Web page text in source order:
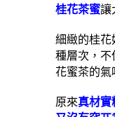
桂花茶蜜讓
細緻的桂花
種層次，不
花蜜茶的氣
原來真材實